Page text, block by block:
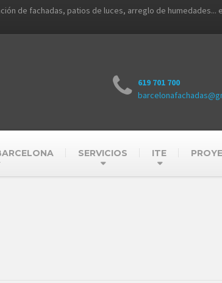
de fachadas, patios de luces, arreglo de humedades...
619 701 700
SERVICIOS ITE